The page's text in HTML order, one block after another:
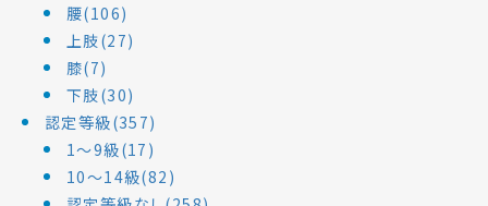
腰(106)
上肢(27)
膝(7)
下肢(30)
認定等級(357)
1～9級(17)
10～14級(82)